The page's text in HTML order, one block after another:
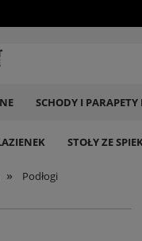
SCHODY I
STOŁY ZE
» Podłogi